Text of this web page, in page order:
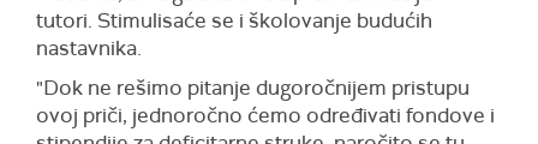
tutori. Stimulisaće se i školovanje budućih
nastavnika.
"Dok ne rešimo pitanje dugoročnijem pristupu
ovoj priči, jednoročno ćemo određivati fondove i